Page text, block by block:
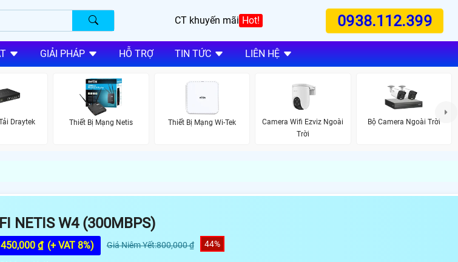
CT khuyến mãi Hot! 0938.112.399
GIẢI PHÁP HỖ TRỢ TIN TỨC LIÊN HỆ
Draytek Thiết Bị Mạng Netis Thiết Bị Mạng Wi-Tek
Camera Wifi Ezviz Ngoài
Trời
Bộ Camera Ngoài Trời
NETIS W4 (300MBPS)
450,000 ₫ (+ VAT 8%) Giá Niêm Yết:800,000 ₫ 44%